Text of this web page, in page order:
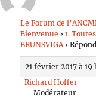
Le Forum de
Bienvenue › 1.
BRUNSVIGA ›
21 février 2017 à 19
Richard Hoffer
Modérateur